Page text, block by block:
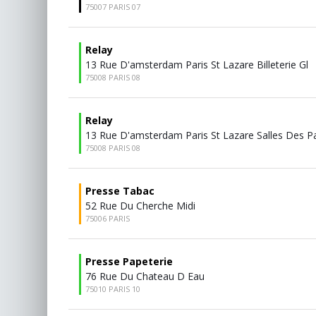
75007 PARIS 07
Relay
13 Rue D'amsterdam Paris St Lazare Billeterie Gl
75008 PARIS 08
Relay
13 Rue D'amsterdam Paris St Lazare Salles Des
75008 PARIS 08
Presse Tabac
52 Rue Du Cherche Midi
75006 PARIS
Presse Papeterie
76 Rue Du Chateau D Eau
75010 PARIS 10